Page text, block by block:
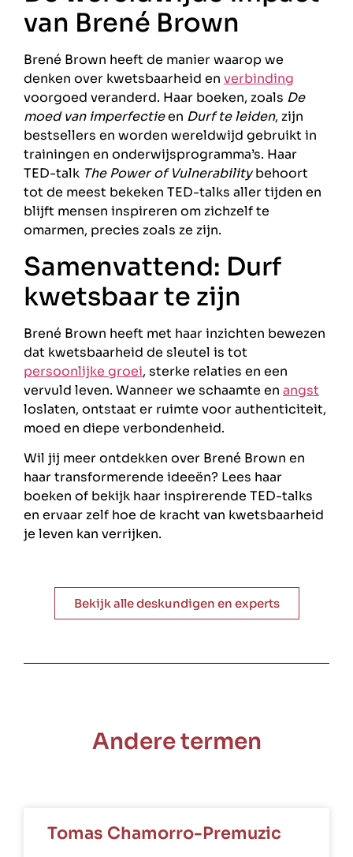
van Brené Brown
Brené Brown heeft de manier waarop we
denken over kwetsbaarheid en verbinding
voorgoed veranderd. Haar boeken, zoals De
moed van imperfectieen Durf te leiden, zijn
bestsellers en worden wereldwijd gebruikt in
trainingen en onderwijsprogramma’s. Haar
TED-talk The Power of Vulnerabilitybehoort
tot de meest bekeken TED-talks aller tijden en
blijft mensen inspireren om zichzelf te
omarmen, precies zoals ze zijn.
Samenvattend: Durf
kwetsbaar te zijn
Brené Brown heeft met haar inzichten bewezen
dat kwetsbaarheid de sleutel is tot
persoonlijke groei, sterke relaties en een
vervuld leven. Wanneer we schaamte en angst
loslaten, ontstaat er ruimte voor authenticiteit,
moed en diepe verbondenheid.
Wil jij meer ontdekken over Brené Brown en
haar transformerende ideeën? Lees haar
boeken of bekijk haar inspirerende TED-talks
en ervaar zelf hoe de kracht van kwetsbaarheid
je leven kan verrijken.
Bekijk alle deskundigen en experts
Andere termen
Tomas Chamorro-Premuzic